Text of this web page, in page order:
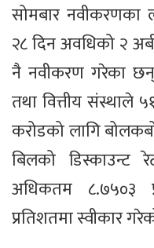
सोमबार नवीकरणका
२८ दिन अवधिको २
नै नवीकरण गरेका
तथा वित्तीय संस्थाले
करोडको लागि
बिलको डिस्काउन्ट
अधिकतम ८.७५०३
प्रतिशतमा स्वीकार